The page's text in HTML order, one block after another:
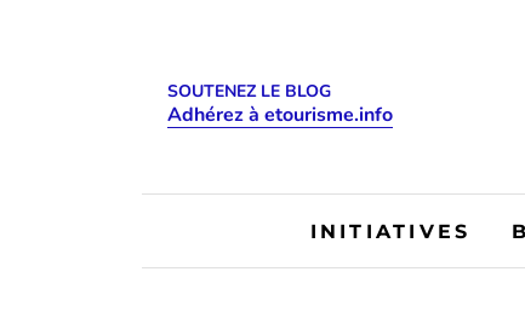
SOUTENEZ LE BLOG
Adhérez à etourisme.info
INITIATIVES